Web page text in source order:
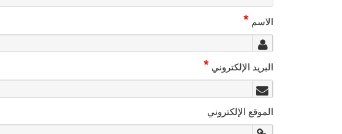
الاسم *
البريد الإلكتروني *
الموقع الإلكتروني